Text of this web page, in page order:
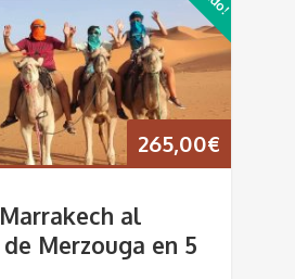
265,00€
al
Merzouga en 5